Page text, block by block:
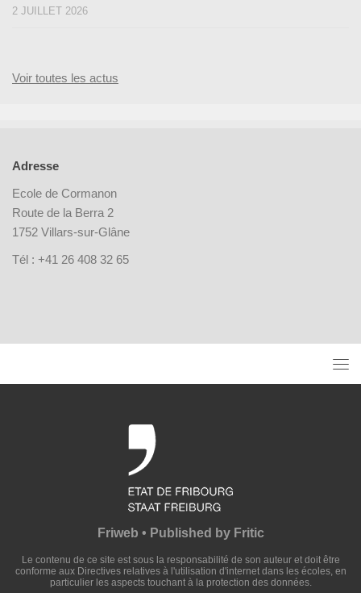
2 JUILLET 2026
Voir toutes les actus
Adresse
Ecole de Cormanon
Route de la Berra 2
1752 Villars-sur-Glâne
Tél : +41 26 408 32 65